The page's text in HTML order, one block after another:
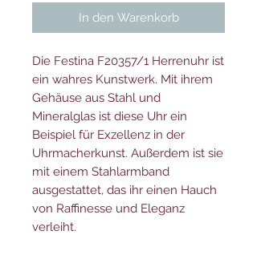
In den Warenkorb
Die Festina F20357/1 Herrenuhr ist
ein wahres Kunstwerk. Mit ihrem
Gehäuse aus Stahl und
Mineralglas ist diese Uhr ein
Beispiel für Exzellenz in der
Uhrmacherkunst. Außerdem ist sie
mit einem Stahlarmband
ausgestattet, das ihr einen Hauch
von Raffinesse und Eleganz
verleiht.